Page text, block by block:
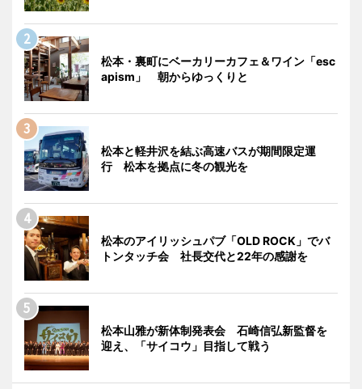
松本・裏町にベーカリーカフェ＆ワイン「esc
apism」 朝からゆっくりと
松本と軽井沢を結ぶ高速バスが期間限定運
行 松本を拠点に冬の観光を
松本のアイリッシュパブ「OLD ROCK」でバ
トンタッチ会 社長交代と22年の感謝を
松本山雅が新体制発表会 石崎信弘新監督を
迎え、「サイコウ」目指して戦う